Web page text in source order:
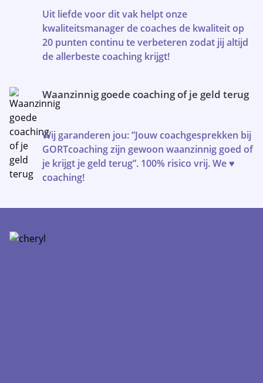
Uit liefde voor dit vak helpt onze
kwaliteitsmanager de coaches de kwaliteit op
20 punten continu te verbeteren zodat jij altijd
de allerbeste coaching krijgt!
Waanzinnig goede coaching of je geld terug
Wij garanderen jou: ”Jouw coachgesprekken bij
GORTcoaching zijn gewoon waanzinnig goed of
je krijgt je geld terug”. 100% risico vrij. We ♥
coaching!